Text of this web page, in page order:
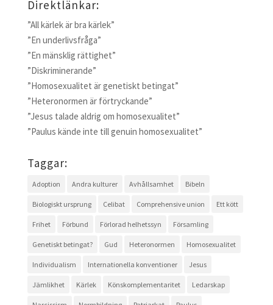
Direktlänkar:
”All kärlek är bra kärlek”
”En underlivsfråga”
”En mänsklig rättighet”
”Diskriminerande”
”Homosexualitet är genetiskt betingat”
”Heteronormen är förtryckande”
”Jesus talade aldrig om homosexualitet”
”Paulus kände inte till genuin homosexualitet”
Taggar:
Adoption Andra kulturer Avhållsamhet Bibeln
Biologiskt ursprung Celibat Comprehensive union Ett kött
Frihet Förbund Förlorad helhetssyn Församling
Genetiskt betingat? Gud Heteronormen Homosexualitet
Individualism Internationella konventioner Jesus
Jämlikhet Kärlek Könskomplementaritet Ledarskap